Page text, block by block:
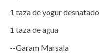
1 taza de yogur desnatado
1 taza de agua
--Garam Marsala